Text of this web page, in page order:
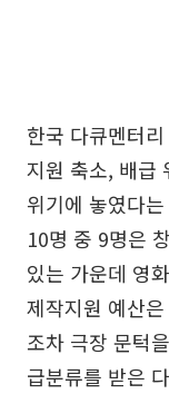
한국 다큐멘터
지원 축소, 배급
위기에 놓였다
10명 중 9명은
있는 가운데 영
제작지원 예산
조차 극장 문턱
급분류를 받은